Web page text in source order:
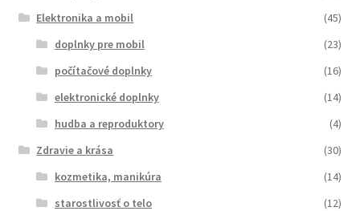
Elektronika a mobil
(45)
doplnky pre mobil
(23)
počítačové doplnky
(16)
elektronické doplnky
(14)
hudba a reproduktory
(4)
Zdravie a krása
(30)
kozmetika, manikúra
(14)
starostlivosť o telo
(12)